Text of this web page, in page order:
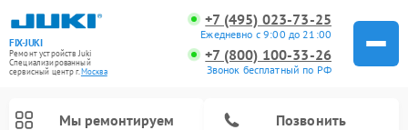
FIX-JUKI
Ремонт устройств Juki
Специализированный
cервисный центр г.Москва
+7 (495) 023-73-25
Ежедневно с 9:00 до 21:00
+7 (800) 100-33-26
Звонок бесплатный по РФ
Мы ремонтируем Позвонить